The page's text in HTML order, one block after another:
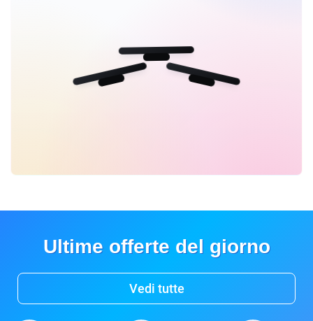
Ultime offerte del giorno
Vedi tutte